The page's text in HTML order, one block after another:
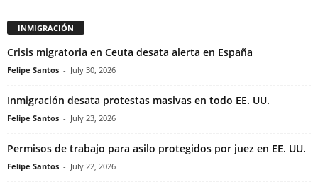
INMIGRACIÓN
Crisis migratoria en Ceuta desata alerta en España
Felipe Santos - July 30, 2026
Inmigración desata protestas masivas en todo EE. UU.
Felipe Santos - July 23, 2026
Permisos de trabajo para asilo protegidos por juez en EE. UU.
Felipe Santos - July 22, 2026